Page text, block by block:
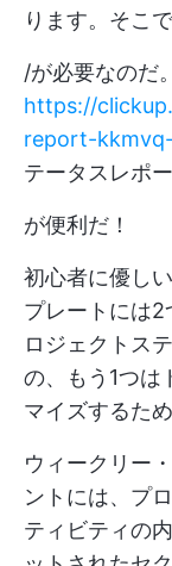
ります。そこで
/が必要なのだ。
https://
report-kkmvq-
テータスレポ
が便利だ！
初心者に優し
プレートには2
ロジェクトス
の、もう1つは
マイズするた
ウィークリー
ントには、プ
ティビティの